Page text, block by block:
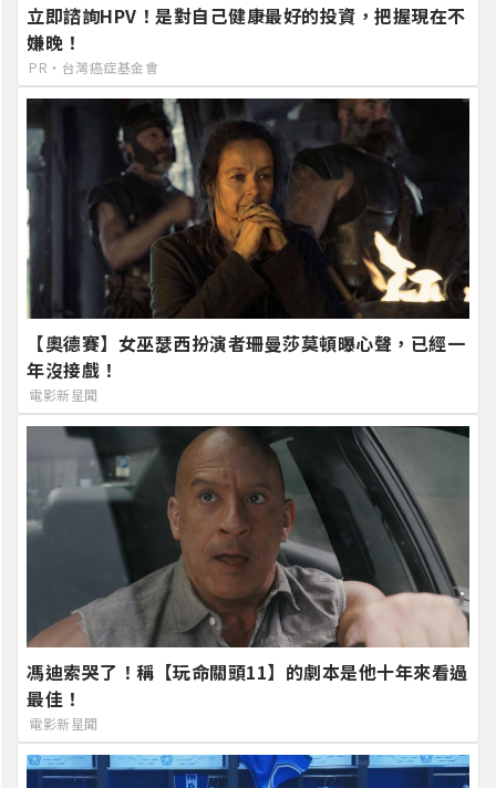
立即諮詢HPV！是對自己健康最好的投資，把握現在不
嫌晚！
PR・台灣癌症基金會
【奧德賽】女巫瑟西扮演者珊曼莎莫頓曝心聲，已經一
年沒接戲！
電影新星聞
馮迪索哭了！稱【玩命關頭11】的劇本是他十年來看過
最佳！
電影新星聞